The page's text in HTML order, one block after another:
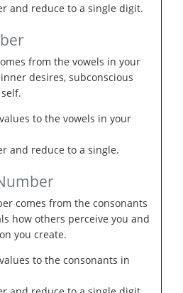
and reduce to a single digit.
from the vowels in your
desires, subconscious
to the vowels in your
and reduce to a single.
comes from the consonants
how others perceive you and
you create.
to the consonants in